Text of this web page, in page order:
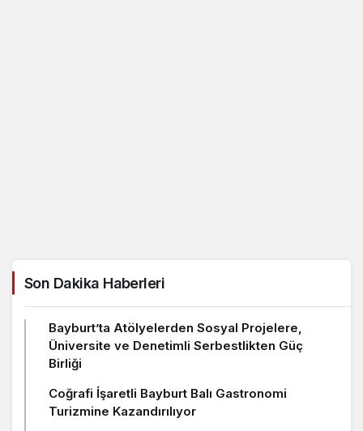
Son Dakika Haberleri
Bayburt’ta Atölyelerden Sosyal Projelere,
Üniversite ve Denetimli Serbestlikten Güç
Birliği
Coğrafi İşaretli Bayburt Balı Gastronomi
Turizmine Kazandırılıyor